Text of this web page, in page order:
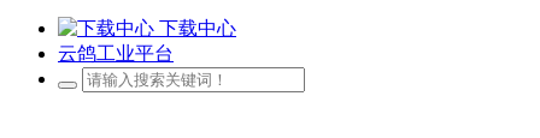
下载中心
云鸽工业平台